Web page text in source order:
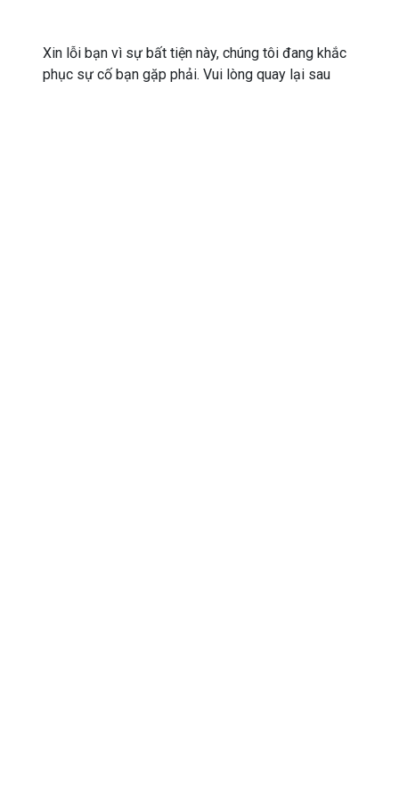
Xin lỗi bạn vì sự bất tiện này, chúng tôi đang khắc
phục sự cố bạn gặp phải. Vui lòng quay lại sau